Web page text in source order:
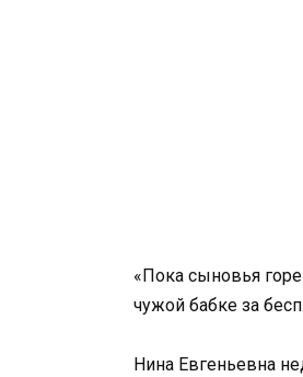
«Пока сыновья
чужой бабке за
Нина Евгеньевна